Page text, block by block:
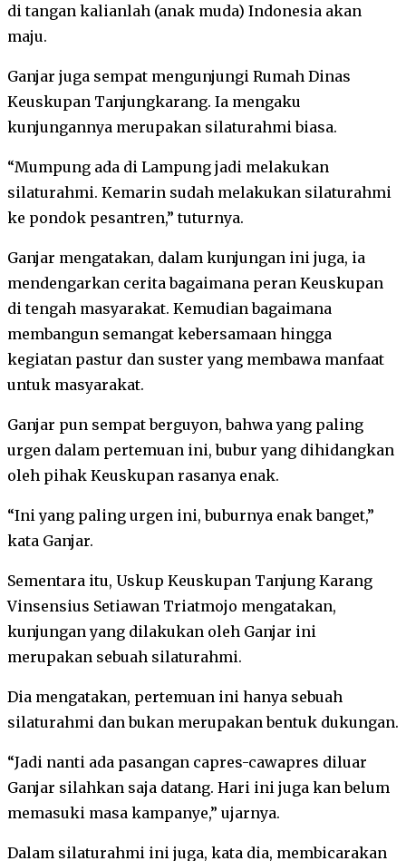
di tangan kalianlah (anak muda) Indonesia akan
maju.
Ganjar juga sempat mengunjungi Rumah Dinas
Keuskupan Tanjungkarang. Ia mengaku
kunjungannya merupakan silaturahmi biasa.
“Mumpung ada di Lampung jadi melakukan
silaturahmi. Kemarin sudah melakukan silaturahmi
ke pondok pesantren,” tuturnya.
Ganjar mengatakan, dalam kunjungan ini juga, ia
mendengarkan cerita bagaimana peran Keuskupan
di tengah masyarakat. Kemudian bagaimana
membangun semangat kebersamaan hingga
kegiatan pastur dan suster yang membawa manfaat
untuk masyarakat.
Ganjar pun sempat berguyon, bahwa yang paling
urgen dalam pertemuan ini, bubur yang dihidangkan
oleh pihak Keuskupan rasanya enak.
“Ini yang paling urgen ini, buburnya enak banget,”
kata Ganjar.
Sementara itu, Uskup Keuskupan Tanjung Karang
Vinsensius Setiawan Triatmojo mengatakan,
kunjungan yang dilakukan oleh Ganjar ini
merupakan sebuah silaturahmi.
Dia mengatakan, pertemuan ini hanya sebuah
silaturahmi dan bukan merupakan bentuk dukungan.
“Jadi nanti ada pasangan capres-cawapres diluar
Ganjar silahkan saja datang. Hari ini juga kan belum
memasuki masa kampanye,” ujarnya.
Dalam silaturahmi ini juga, kata dia, membicarakan